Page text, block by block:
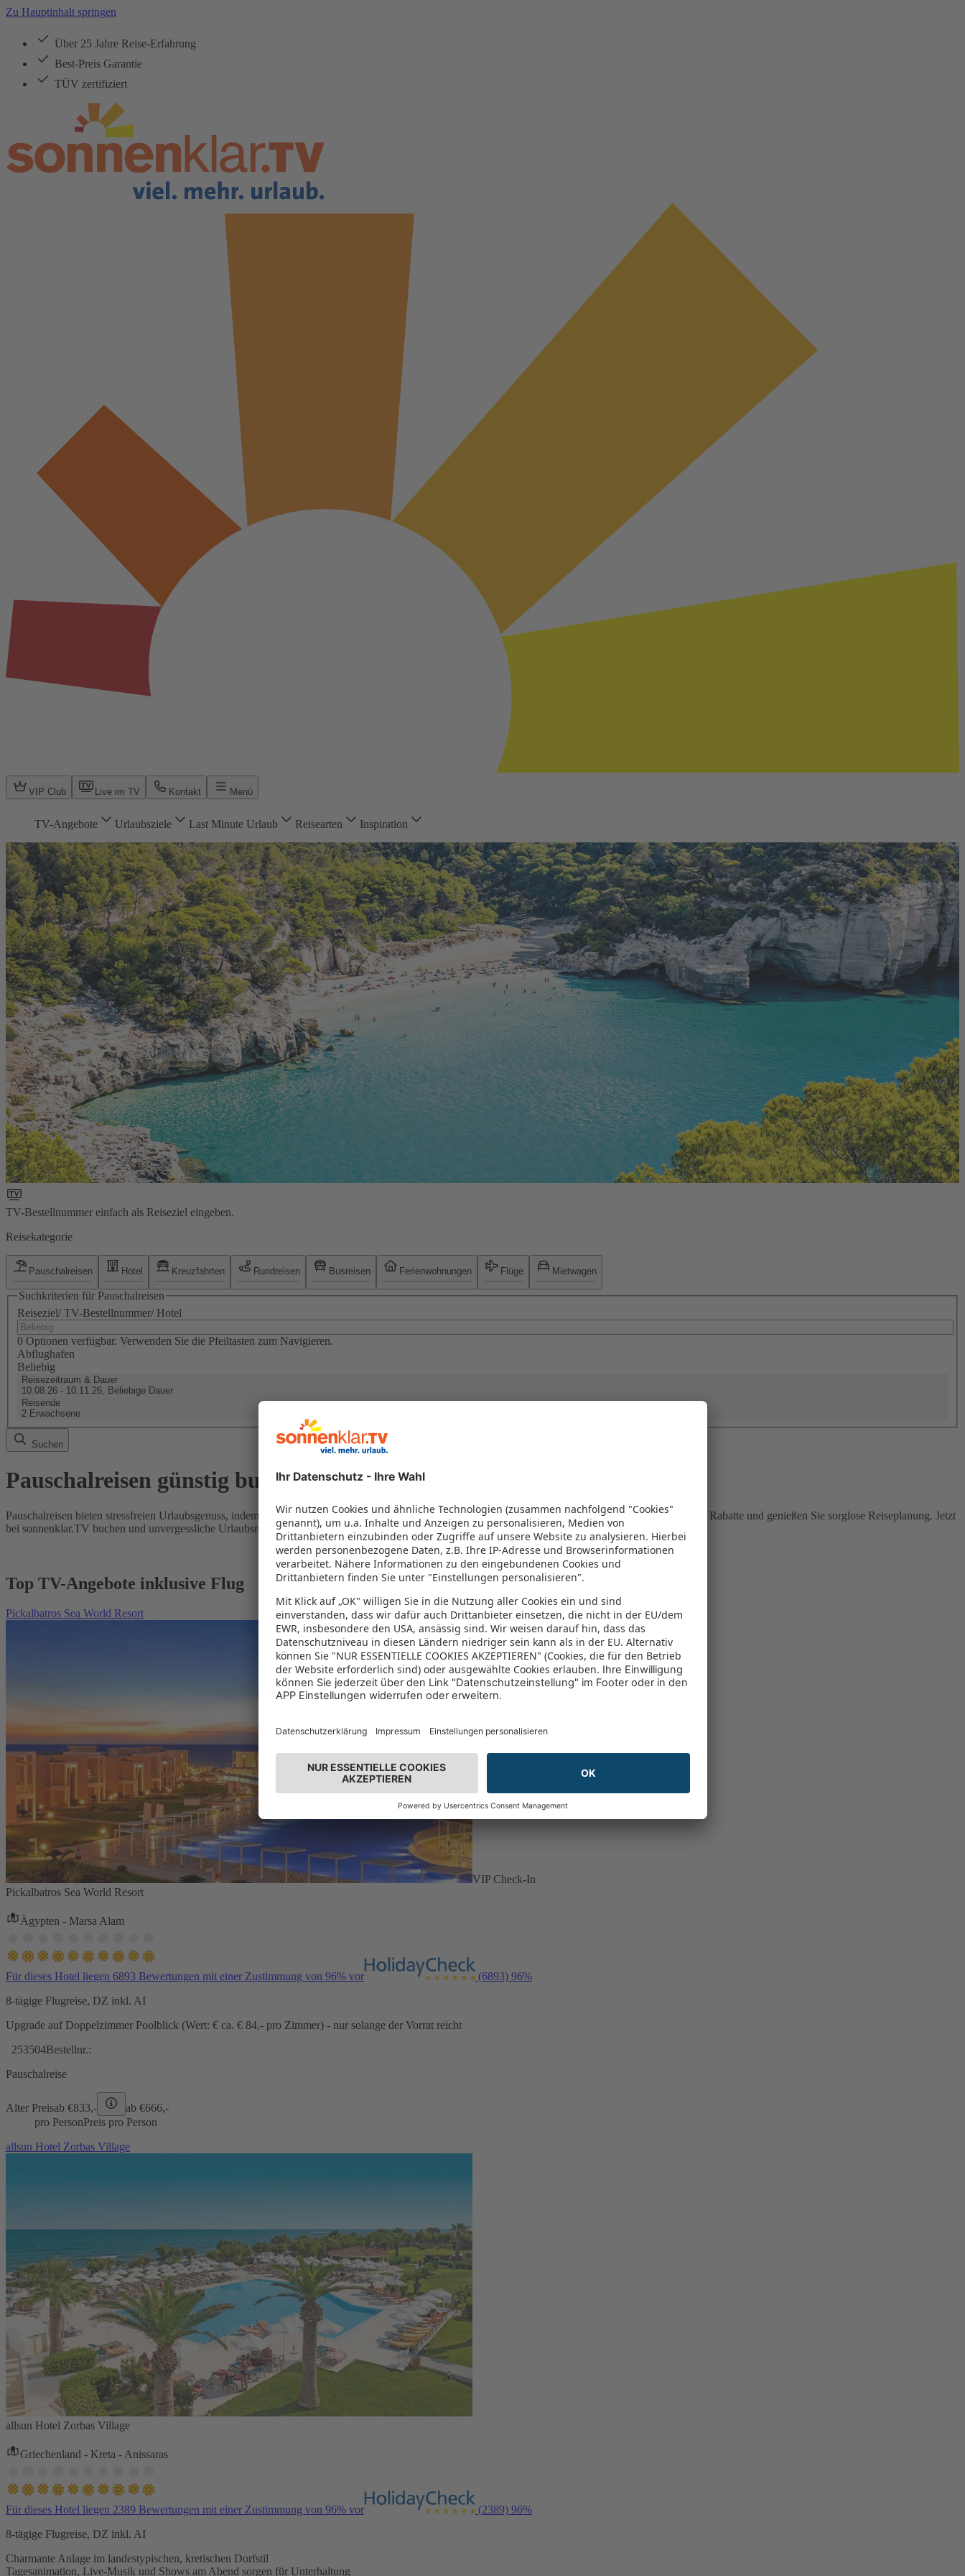
Zu Hauptinhalt springen
Über 25 Jahre Reise-Erfahrung
Best-Preis Garantie
TÜV zertifiziert
VIP Club Live im TV Kontakt Menü
TV-Angebote Urlaubsziele Last Minute Urlaub Reisearten Inspiration
TV-Bestellnummer einfach als Reiseziel eingeben.
Reisekategorie
Pauschalreisen Hotel Kreuzfahrten Rundreisen Busreisen Ferienwohnungen Flüge Mietwagen
Suchkriterien für Pauschalreisen
Reiseziel/ TV-Bestellnummer/ Hotel
0 Optionen verfügbar. Verwenden Sie die Pfeiltasten zum Navigieren.
Abflughafen
Beliebig
Reisezeitraum & Dauer
10.08.26 - 10.11.26, Beliebige Dauer
Reisende
2 Erwachsene
Suchen
Pauschalreisen günstig buchen
Pauschalreisen bieten stressfreien Urlaubsgenuss, indem Flug und Hotel in einem Paket kombiniert werden – das spart Zeit und Geld. Nutzen Sie attraktive Rabatte und genießen Sie sorglose Reiseplanung. Jetzt
bei sonnenklar.TV buchen und unvergessliche Urlaubsmomente erleben!
Top TV-Angebote inklusive Flug
Pickalbatros Sea World Resort
VIP Check-In
Pickalbatros Sea World Resort
Ägypten - Marsa Alam
Für dieses Hotel liegen 6893 Bewertungen mit einer Zustimmung von 96% vor (6893) 96%
8-tägige Flugreise, DZ inkl. AI
Upgrade auf Doppelzimmer Poolblick (Wert: € ca. € 84,- pro Zimmer) - nur solange der Vorrat reicht
253504Bestellnr.:
Pauschalreise
Alter Preisab €833,- ab €666,-
pro PersonPreis pro Person
allsun Hotel Zorbas Village
allsun Hotel Zorbas Village
Griechenland - Kreta - Anissaras
Für dieses Hotel liegen 2389 Bewertungen mit einer Zustimmung von 96% vor (2389) 96%
8-tägige Flugreise, DZ inkl. AI
Charmante Anlage im landestypischen, kretischen Dorfstil
Tagesanimation, Live-Musik und Shows am Abend sorgen für Unterhaltung